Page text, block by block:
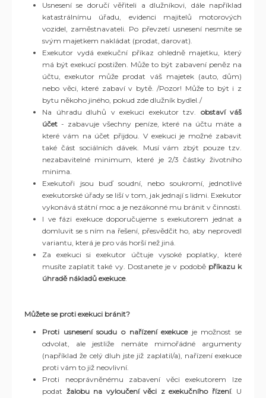
Usnesení se doručí věřiteli a dlužníkovi, dále například
katastrálnímu úřadu, evidenci majitelů motorových
vozidel, zaměstnavateli. Po převzetí usnesení nesmíte se
svým majetkem nakládat (prodat, darovat).
Exekutor vydá exekuční příkaz ohledně majetku, který
má být exekucí postižen. Může to být zabavení peněz na
účtu, exekutor může prodat váš majetek (auto, dům)
nebo věci, které zabaví v bytě. /Pozor! Může to být i z
bytu někoho jiného, pokud zde dlužník bydlel./
Na úhradu dluhů v exekuci exekutor tzv. obstaví váš
účet - zabavuje všechny peníze, které na účtu máte a
které vám na účet přijdou. V exekuci je možné zabavit
také část sociálních dávek. Musí vám zbýt pouze tzv.
nezabavitelné minimum, které je 2/3 částky životního
minima.
Exekutoři jsou buď soudní, nebo soukromí, jednotlivé
exekutorské úřady se liší v tom, jak jednají s lidmi. Exekutor
vykonává státní moc a je nezákonné mu bránit v činnosti.
I ve fázi exekuce doporučujeme s exekutorem jednat a
domluvit se s ním na řešení, přesvědčit ho, aby neprovedl
variantu, která je pro vás horší než jiná.
Za exekuci si exekutor účtuje vysoké poplatky, které
musíte zaplatit také vy. Dostanete je v podobě příkazu k
úhradě nákladů exekuce.
Můžete se proti exekuci bránit?
Proti usnesení soudu o nařízení exekuceje možnost se
odvolat, ale jestliže nemáte mimořádné argumenty
(například že celý dluh jste již zaplatil/a), nařízení exekuce
proti vám to již neovlivní.
Proti neoprávněnému zabavení věci exekutorem lze
podat žalobu na vyloučení věci z exekučního řízení. U